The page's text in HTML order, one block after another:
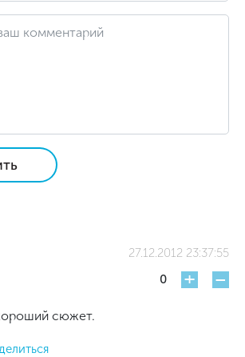
27.12.2012 23:37:55
0
+ -
сюжет.